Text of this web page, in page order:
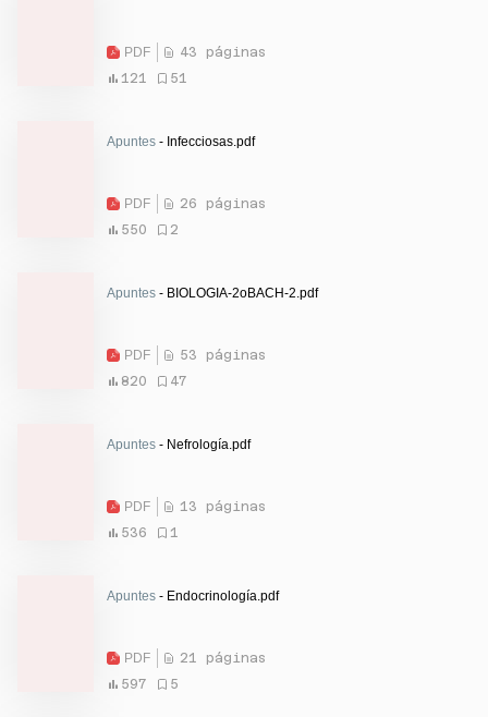
PDF
43 páginas
121
51
Apuntes - Infecciosas.pdf
PDF
26 páginas
550
2
Apuntes - BIOLOGIA-2oBACH-2.pdf
PDF
53 páginas
820
47
Apuntes - Nefrología.pdf
PDF
13 páginas
536
1
Apuntes - Endocrinología.pdf
PDF
21 páginas
597
5